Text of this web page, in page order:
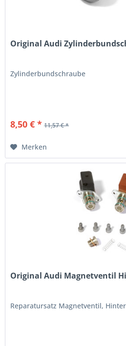
Original Audi
Zylinderbundschraube
8,50 € * 11,57 € *
Merken
Original Audi Magnetventil
Reparatursatz Magnetventil,